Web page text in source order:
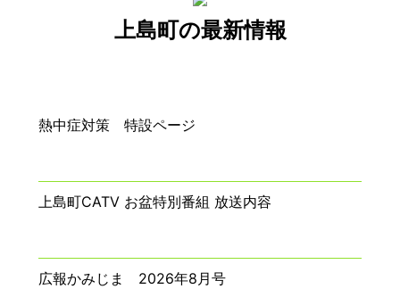
上島町の最新情報
熱中症対策 特設ページ
上島町CATV お盆特別番組 放送内容
広報かみじま 2026年8月号